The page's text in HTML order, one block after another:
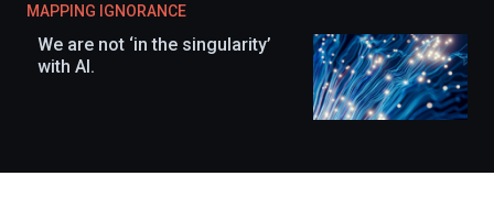
MAPPING IGNORANCE
We are not ‘in the singularity’
with AI.